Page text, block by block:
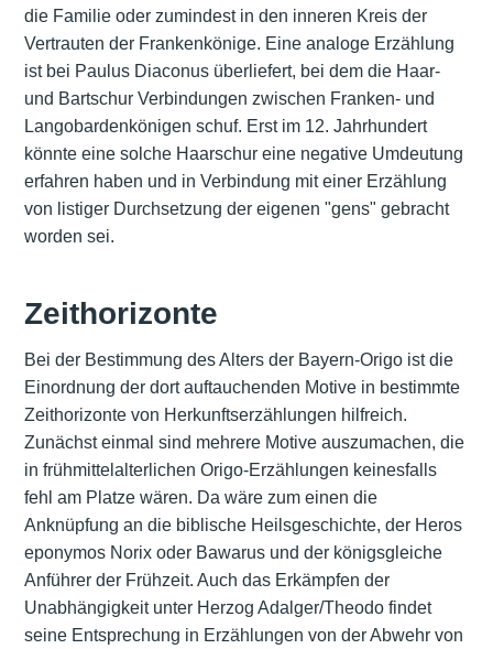
die Familie oder zumindest in den inneren Kreis der
Vertrauten der Frankenkönige. Eine analoge Erzählung
ist bei Paulus Diaconus überliefert, bei dem die Haar-
und Bartschur Verbindungen zwischen Franken- und
Langobardenkönigen schuf. Erst im 12. Jahrhundert
könnte eine solche Haarschur eine negative Umdeutung
erfahren haben und in Verbindung mit einer Erzählung
von listiger Durchsetzung der eigenen "gens" gebracht
worden sei.
Zeithorizonte
Bei der Bestimmung des Alters der Bayern-Origo ist die
Einordnung der dort auftauchenden Motive in bestimmte
Zeithorizonte von Herkunftserzählungen hilfreich.
Zunächst einmal sind mehrere Motive auszumachen, die
in frühmittelalterlichen Origo-Erzählungen keinesfalls
fehl am Platze wären. Da wäre zum einen die
Anknüpfung an die biblische Heilsgeschichte, der Heros
eponymos Norix oder Bawarus und der königsgleiche
Anführer der Frühzeit. Auch das Erkämpfen der
Unabhängigkeit unter Herzog Adalger/Theodo findet
seine Entsprechung in Erzählungen von der Abwehr von